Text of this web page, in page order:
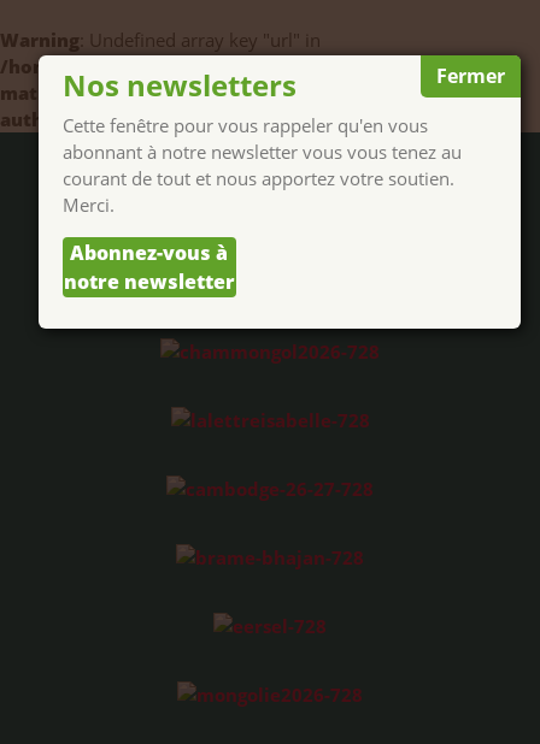
Warning : Undefined array key "url" in
/home/nouveaux/public_html/ext/seo-by-rank-
math/includes/modules/schema/snippets/class-
author.php on line 41
Fermer
Nos newsletters
Cette fenêtre pour vous rappeler qu'en vous
abonnant à notre newsletter vous vous tenez au
courant de tout et nous apportez votre soutien.
Merci.
Abonnez-vous à
notre newsletter